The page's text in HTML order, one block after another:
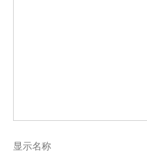
显示名称